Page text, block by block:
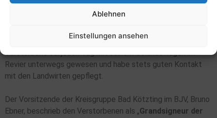
Ablehnen
Einstellungen ansehen
gebracht.
Wolfgang Eckl mit einem Blumengebinde und führte aus, der
Verstorbene sei jeden Tag mit seinem Geländewagen im
Revier unterwegs gewesen und habe stets guten Kontakt
mit den Landwirten gepflegt.
Der Vorsitzende der Kreisgruppe Bad Kötzting im BJV, Bruno
Ebner, beschrieb den Verstorbenen als „Grandsigneur der